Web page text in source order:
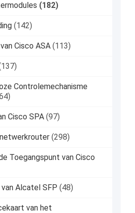
(182)
(142)
Cisco ASA (113)
Controlemechanisme
Cisco SPA (97)
(298)
Toegangspunt van Cisco
Alcatel SFP (48)
van het